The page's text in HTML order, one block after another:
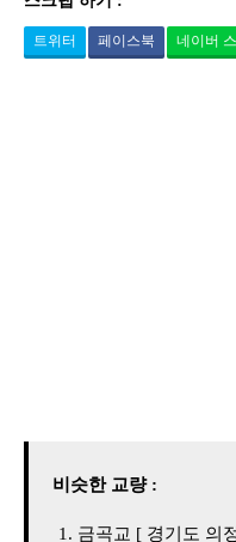
트위터 페이스북 네이버
비슷한 교량 :
금곡교 [ 경기도 의